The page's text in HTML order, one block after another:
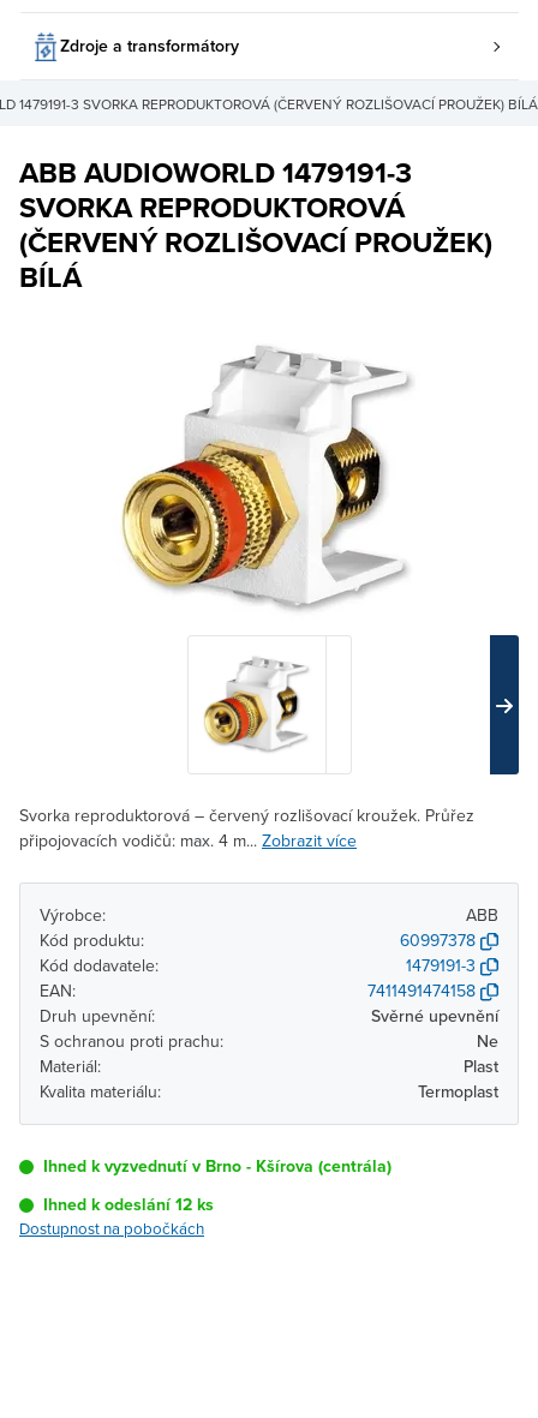
Zdroje a transformátory
1479191-3 SVORKA REPRODUKTOROVÁ (ČERVENÝ ROZLIŠOVACÍ PROUŽEK) BÍLÁ
ABB AUDIOWORLD 1479191-3
SVORKA REPRODUKTOROVÁ
(ČERVENÝ ROZLIŠOVACÍ PROUŽEK)
BÍLÁ
Svorka reproduktorová – červený rozlišovací kroužek. Průřez
připojovacích vodičů: max. 4 m... Zobrazit více
Výrobce:
ABB
Kód produktu:
60997378
Kód dodavatele:
1479191-3
EAN:
7411491474158
Druh upevnění:
Svěrné upevnění
S ochranou proti prachu:
Ne
Materiál:
Plast
Kvalita materiálu:
Termoplast
Ihned k vyzvednutí v Brno - Kšírova (centrála)
Ihned k odeslání 12 ks
Dostupnost na pobočkách